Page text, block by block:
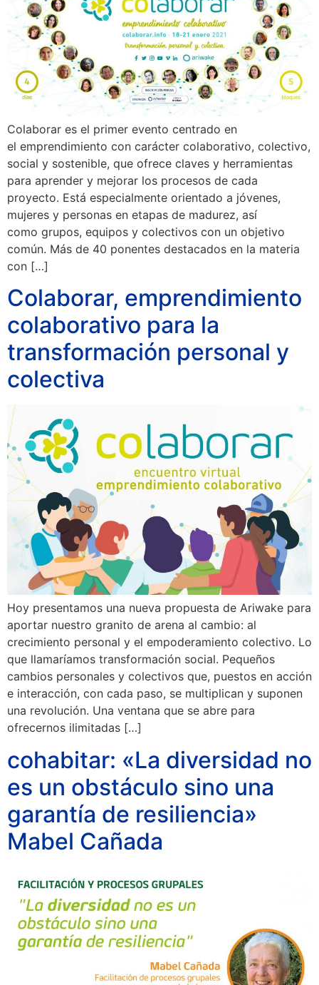
Colaborar es el primer evento centrado en
el emprendimiento con carácter colaborativo, colectivo,
social y sostenible, que ofrece claves y herramientas
para aprender y mejorar los procesos de cada
proyecto. Está especialmente orientado a jóvenes,
mujeres y personas en etapas de madurez, así
como grupos, equipos y colectivos con un objetivo
común. Más de 40 ponentes destacados en la materia
con […]
Colaborar, emprendimiento
colaborativo para la
transformación personal y
colectiva
Hoy presentamos una nueva propuesta de Ariwake para
aportar nuestro granito de arena al cambio: al
crecimiento personal y el empoderamiento colectivo. Lo
que llamaríamos transformación social. Pequeños
cambios personales y colectivos que, puestos en acción
e interacción, con cada paso, se multiplican y suponen
una revolución. Una ventana que se abre para
ofrecernos ilimitadas […]
cohabitar: «La diversidad no
es un obstáculo sino una
garantía de resiliencia»
Mabel Cañada